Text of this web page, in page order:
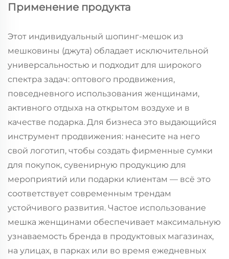
Применение продукта
Этот индивидуальный шопинг-мешок из
мешковины (джута) обладает исключительной
универсальностью и подходит для широкого
спектра задач: оптового продвижения,
повседневного использования женщинами,
активного отдыха на открытом воздухе и в
качестве подарка. Для бизнеса это выдающийся
инструмент продвижения: нанесите на него
свой логотип, чтобы создать фирменные сумки
для покупок, сувенирную продукцию для
мероприятий или подарки клиентам — всё это
соответствует современным трендам
устойчивого развития. Частое использование
мешка женщинами обеспечивает максимальную
узнаваемость бренда в продуктовых магазинах,
на улицах, в парках или во время ежедневных